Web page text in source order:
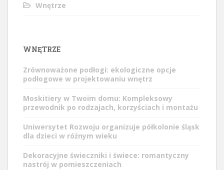
Wnętrze
WNĘTRZE
Zrównoważone podłogi: ekologiczne opcje
podłogowe w projektowaniu wnętrz
Moskitiery w Twoim domu: Kompleksowy
przewodnik po rodzajach, korzyściach i montażu
Uniwersytet Rozwoju organizuje półkolonie śląsk
dla dzieci w różnym wieku
Dekoracyjne świeczniki i świece: romantyczny
nastrój w pomieszczeniach